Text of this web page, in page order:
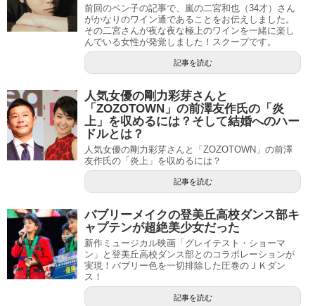
前回のベン子の記事で、嵐の二宮和也（34才）さん
がかなりのワイン通であることをお伝えしました。
その二宮さんが夜な夜な極上のワインを一緒に楽し
んでいる女性が発覚しました！スクープです。
記事を読む
人気女優の剛力彩芽さんと
「ZOZOTOWN」の前澤友作氏の「炎
上」を収めるには？そして結婚へのハー
ドルとは？
人気女優の剛力彩芽さんと「ZOZOTOWN」の前澤
友作氏の「炎上」を収めるには？
記事を読む
バブリーメイクの登美丘高校ダンス部キ
ャプテンが超絶美少女だった
新作ミュージカル映画「グレイテスト・ショーマ
ン」と登美丘高校ダンス部とのコラボレーションが
実現！バブリー色を一切排除した圧巻のＪＫダン
ス！
記事を読む